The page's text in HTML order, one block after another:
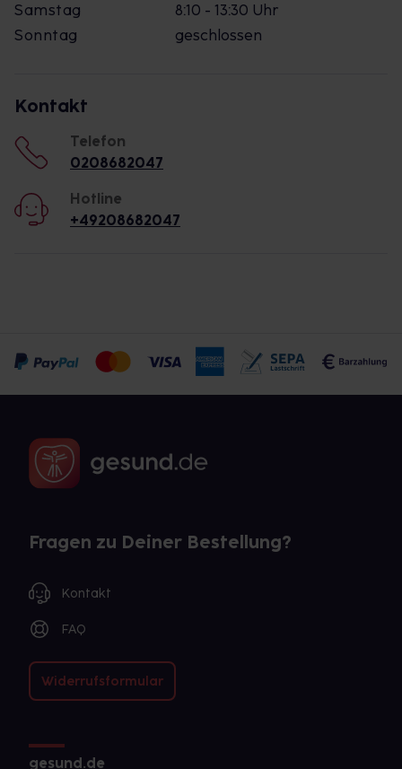
Samstag
8:10 - 13:30 Uhr
Sonntag
geschlossen
Kontakt
Telefon
0208682047
Hotline
+49208682047
Fragen zu Deiner Bestellung?
Kontakt
FAQ
Widerrufsformular
gesund.de